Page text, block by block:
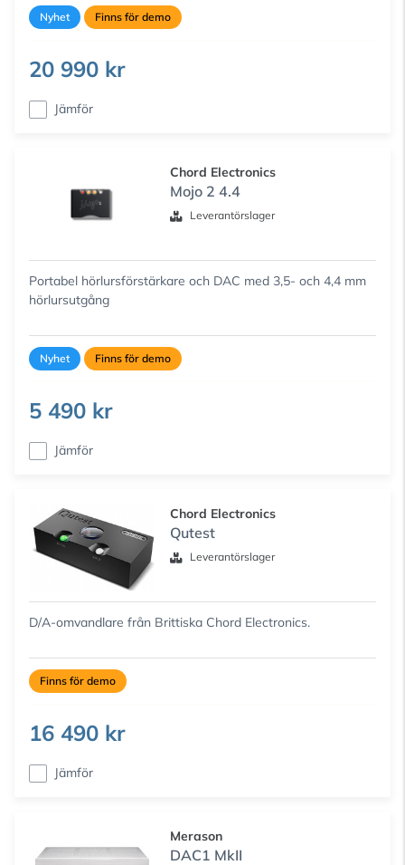
Nyhet Finns för demo
20 990 kr
Jämför
Chord Electronics
Mojo 2 4.4
Leverantörslager
Portabel hörlursförstärkare och DAC med 3,5- och 4,4 mm
hörlursutgång
Nyhet Finns för demo
5 490 kr
Jämför
Chord Electronics
Qutest
Leverantörslager
D/A-omvandlare från Brittiska Chord Electronics.
Finns för demo
16 490 kr
Jämför
Merason
DAC1 MkII